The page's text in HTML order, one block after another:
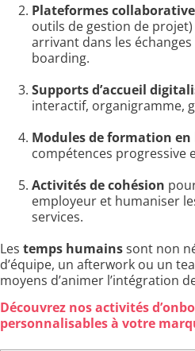
Plateformes
outils de gestion de
arrivant dans les échanges
boarding.
Supports d’accueil
interactif, organigramme,
Modules de formation en
compétences progressive
Activités de cohésion
employeur et humaniser
services.
Les temps humainssont non
d’équipe, un afterwork ou un
moyens d’animer l’intégration
Découvrez nos activités
personnalisables à votre